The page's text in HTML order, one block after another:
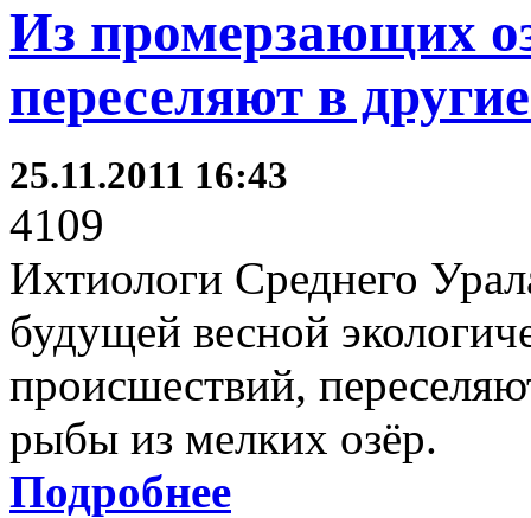
Из промерзающих
переселяют в
25.11.2011 16:43
4109
Ихтиологи Среднего
будущей весной
происшествий,
рыбы из мелких озёр.
Подробнее